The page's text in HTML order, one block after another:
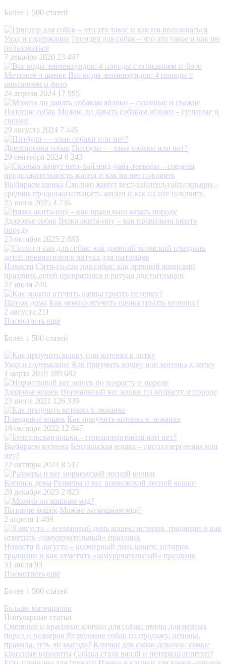
Более 1 500 статей
Уход и содержание Гриндер для собак – что это такое и как им
пользоваться
7 декабря 2020 23 497
Мечтаете о щенке Все виды зенненхундов: 4 породы с
описанием и фото
24 апреля 2024 17 995
Питание собак Можно ли давать собакам яблоки – сушеные и
свежие
29 августа 2024 7 446
Дрессировка собак Питбули — злые собаки или нет?
29 сентября 2024 6 243
Выбираем щенка Сколько живут вест-хайленд-уайт-терьеры –
средняя продолжительность жизни и как на нее повлиять
25 июня 2025 4 736
Здоровье собак Вязка акита-ину – как правильно вязать
породу
23 октября 2025 2 885
Новости Сити-го-сан для собак: как древний японский
праздник детей превратился в ритуал для питомцев
27 июля 240
Щенок дома Как можно отучить щенка грызть пеленку?
2 августа 211
Посмотреть ещё
Более 1 500 статей
Уход и содержание Как приучить кошку или котенка к лотку
1 марта 2019 189 682
Здоровье кошек Нормальный вес кошек по возрасту и породе
23 июня 2021 126 339
Поведение кошек Как приучить котенка к лежанке
18 октября 2022 12 647
Выбираем котенка Бенгальская кошка – гипоаллергенная или
нет?
22 октября 2024 8 517
Котенок дома Размеры и вес норвежской лесной кошки
28 декабря 2025 2 825
Питание кошек Можно ли кошкам мед?
2 апреля 1 469
Новости 8 августа – всемирный день кошек: история,
традиции и как отметить «замуррчательный» праздник
31 июля 93
Посмотреть ещё
Более 1 500 статей
Больше материалов
Популярные статьи
Смешные и красивые клички для собак: имена для разных
пород и размеров Разведение собак на продажу: основы,
правила, есть ли выгода? Клички для собак-девочек: самые
классные варианты Собака стала вялой и потеряла аппетит?